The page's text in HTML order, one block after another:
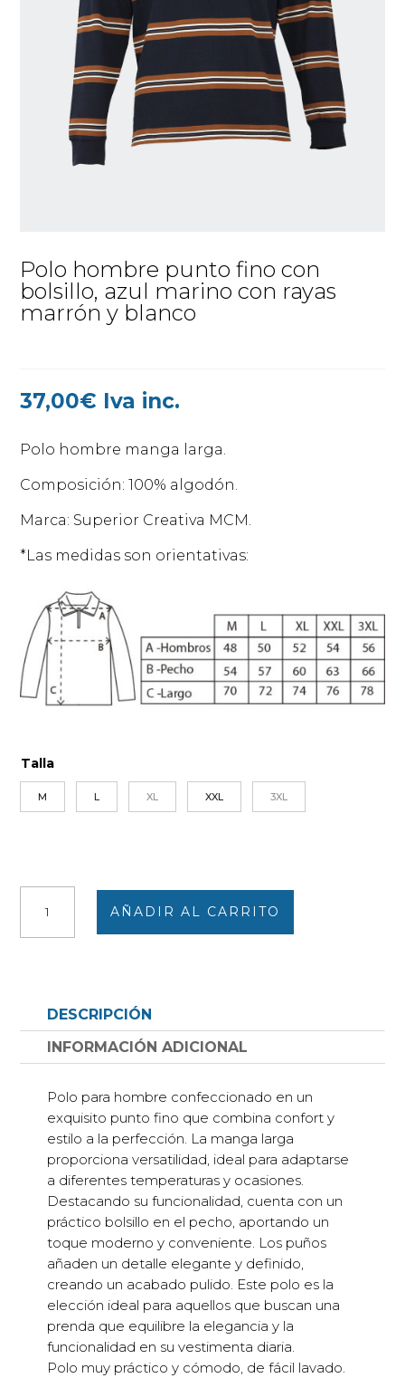
Polo hombre punto fino con
bolsillo, azul marino con rayas
marrón y blanco
37,00€ Iva inc.
Polo hombre manga larga.
Composición: 100% algodón.
Marca: Superior Creativa MCM.
*Las medidas son orientativas:
Talla
M L XL XXL 3XL
hombre
punto
marino
con
marrón
blanco
cantidad
AÑADIR AL CARRITO
DESCRIPCIÓN
INFORMACIÓN ADICIONAL
Polo para hombre confeccionado en un
exquisito punto fino que combina confort y
estilo a la perfección. La manga larga
proporciona versatilidad, ideal para adaptarse
a diferentes temperaturas y ocasiones.
Destacando su funcionalidad, cuenta con un
práctico bolsillo en el pecho, aportando un
toque moderno y conveniente. Los puños
añaden un detalle elegante y definido,
creando un acabado pulido. Este polo es la
elección ideal para aquellos que buscan una
prenda que equilibre la elegancia y la
funcionalidad en su vestimenta diaria.
Polo muy práctico y cómodo, de fácil lavado.